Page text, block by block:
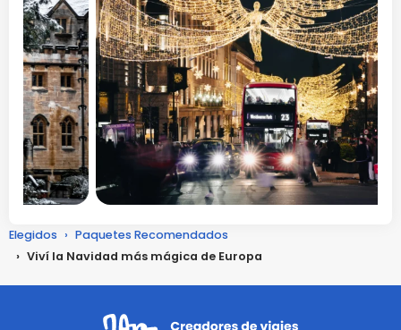
Elegidos › Paquetes Recomendados
› Viví la Navidad más mágica de Europa